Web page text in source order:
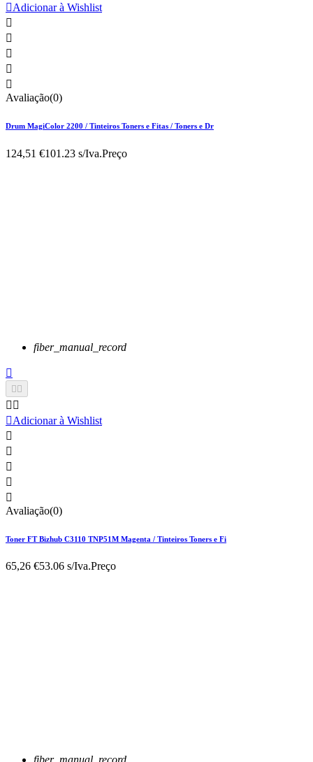
Adicionar à Wishlist





Avaliação(0)
Drum MagiColor 2200 / Tinteiros Toners e Fitas / Toners e Dr
124,51 €101.23 s/Iva.Preço
fiber_manual_record


 
Adicionar à Wishlist





Avaliação(0)
Toner FT Bizhub C3110 TNP51M Magenta / Tinteiros Toners e Fi
65,26 €53.06 s/Iva.Preço